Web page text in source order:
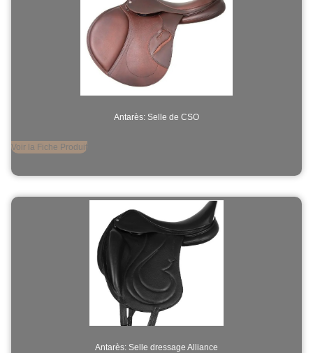
Antarès: Selle de CSO
Voir la Fiche Produit
Antarès: Selle dressage Alliance